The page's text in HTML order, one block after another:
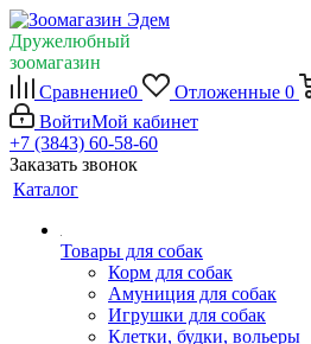
Дружелюбный
зоомагазин
Сравнение0 Отложенные 0
ВойтиМой кабинет
+7 (3843) 60-58-60
Заказать звонок
Каталог
Товары для собак
Корм для собак
Амуниция для собак
Игрушки для собак
Клетки, будки, вольеры